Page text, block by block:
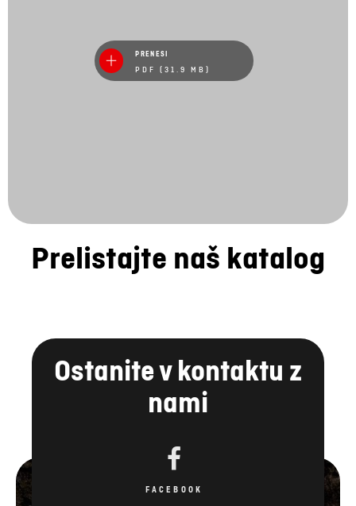
PRENESI
PDF (31.9 MB)
Prelistajte naš katalog
Ostanite v kontaktu z
nami
FACEBOOK